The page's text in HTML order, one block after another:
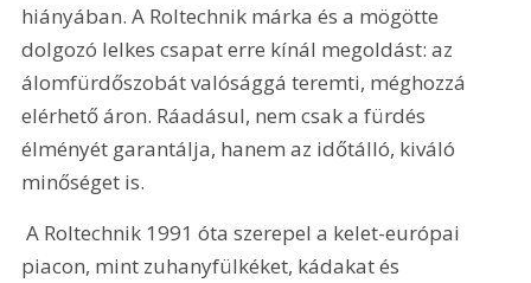
hiányában. A Roltechnik márka és a mögötte
dolgozó lelkes csapat erre kínál megoldást: az
álomfürdőszobát valósággá teremti, méghozzá
elérhető áron. Ráadásul, nem csak a fürdés
élményét garantálja, hanem az időtálló, kiváló
minőséget is.
A Roltechnik 1991 óta szerepel a kelet-európai
piacon, mint zuhanyfülkéket, kádakat és